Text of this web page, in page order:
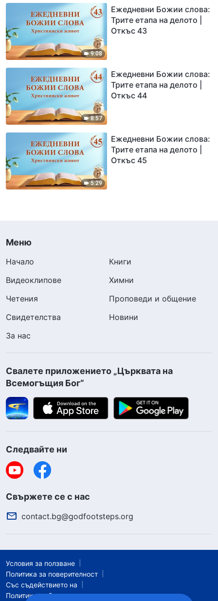
9:08
Ежедневни Божии слова:
Трите етапа на делото |
Откъс 43
8:57
Ежедневни Божии слова:
Трите етапа на делото |
Откъс 44
5:29
Ежедневни Божии слова:
Трите етапа на делото |
Откъс 45
Меню
Начало
Книги
Видеоклипове
Химни
Четения
Проповеди и общение
Свидетелства
Новини
За нас
Свалете приложението „Църквата на
Всемогъщия Бог“
Следвайте ни
Свържете се с нас
contact.bg@godfootsteps.org
Условия за ползване
Политика за поверителност
Със съдействието на
Политика за бисквитките